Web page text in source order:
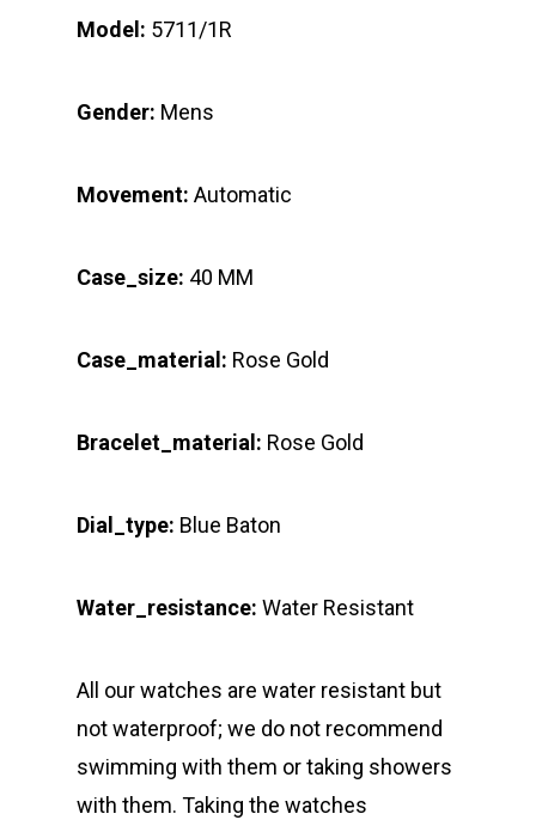
Model: 5711/1R
Gender: Mens
Movement: Automatic
Case_size: 40 MM
Case_material: Rose Gold
Bracelet_material: Rose Gold
Dial_type: Blue Baton
Water_resistance: Water Resistant
All our watches are water resistant but
not waterproof; we do not recommend
swimming with them or taking showers
with them. Taking the watches